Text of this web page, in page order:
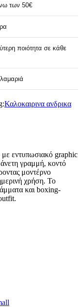
των 50€
ποιότητα σε κάθε
Καλοκαιρινα ανδρικα
εντυπωσιακό graphic
γραμμή, κοντό
μοντέρνο
χρήση. Το
και boxing-